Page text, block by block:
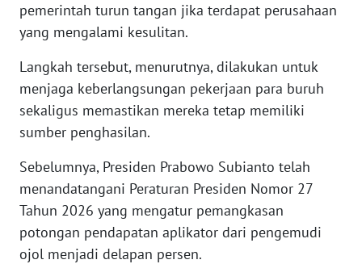
pemerintah turun tangan jika terdapat perusahaan
yang mengalami kesulitan.
Langkah tersebut, menurutnya, dilakukan untuk
menjaga keberlangsungan pekerjaan para buruh
sekaligus memastikan mereka tetap memiliki
sumber penghasilan.
Sebelumnya, Presiden Prabowo Subianto telah
menandatangani Peraturan Presiden Nomor 27
Tahun 2026 yang mengatur pemangkasan
potongan pendapatan aplikator dari pengemudi
ojol menjadi delapan persen.
WN
WN
SERAMBI
WN
JAMBI
WN
SULTRA